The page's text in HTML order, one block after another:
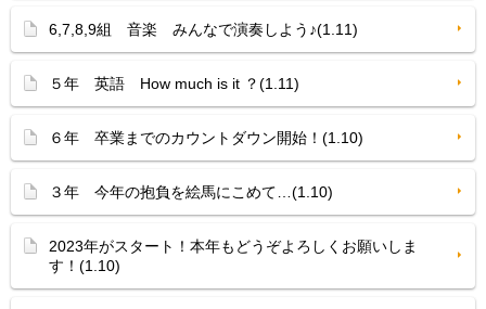
6,7,8,9組 音楽 みんなで演奏しよう♪(1.11)
５年 英語 How much is it ？(1.11)
６年 卒業までのカウントダウン開始！(1.10)
３年 今年の抱負を絵馬にこめて…(1.10)
2023年がスタート！本年もどうぞよろしくお願いしま
す！(1.10)